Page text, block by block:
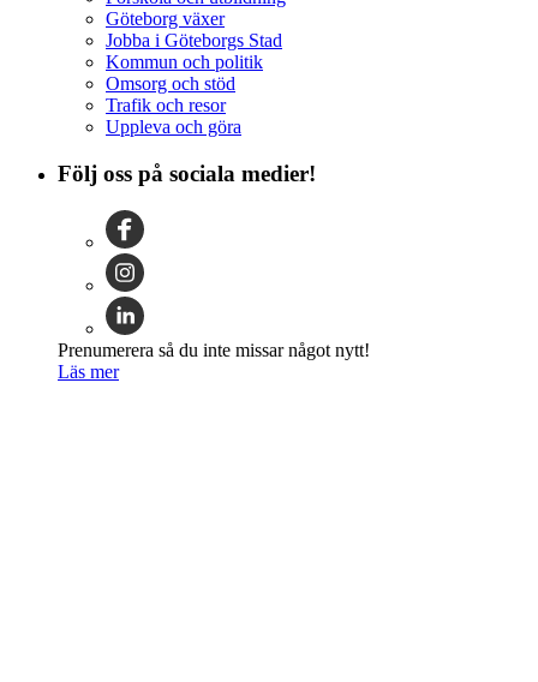
Göteborg växer
Jobba i Göteborgs Stad
Kommun och politik
Omsorg och stöd
Trafik och resor
Uppleva och göra
Följ oss på sociala medier!
Prenumerera så du inte missar något nytt!
Läs mer